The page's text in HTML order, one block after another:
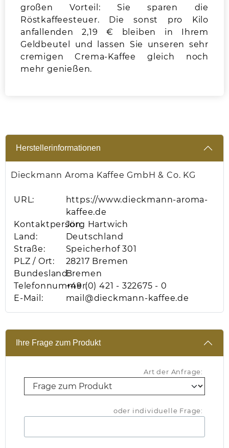
großen Vorteil: Sie sparen die
Röstkaffeesteuer. Die sonst pro Kilo
anfallenden 2,19 € bleiben in Ihrem
Geldbeutel und lassen Sie unseren sehr
cremigen Crema-Kaffee gleich noch
mehr genießen.
Herstellerinformationen
Dieckmann Aroma Kaffee GmbH & Co. KG
URL:
https://www.dieckmann-aroma-
kaffee.de
Kontaktperson:Jörg Hartwich
Land:
Deutschland
Straße:
Speicherhof 301
PLZ / Ort:
28217 Bremen
Bundesland:Bremen
Telefonnummer:+49 (0) 421 - 322675 - 0
E-Mail:
mail@dieckmann-kaffee.de
Ihre Frage zum Produkt
Art der Anfrage:
oder individuelle Frage: